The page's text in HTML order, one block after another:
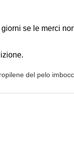
se le merci
del pelo